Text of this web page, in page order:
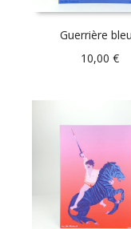
Guerrière
10,00 €